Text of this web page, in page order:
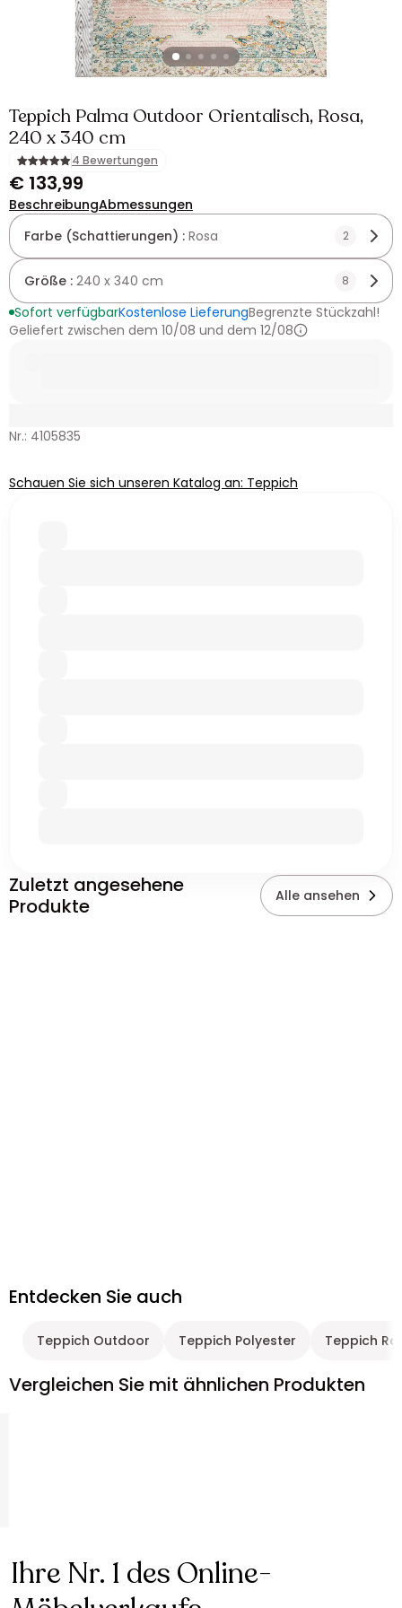
Teppich Palma Outdoor Orientalisch, Rosa,
240 x 340 cm
4 Bewertungen
€ 133,99
BeschreibungAbmessungen
Farbe (Schattierungen) : Rosa 2
Größe : 240 x 340 cm 8
Sofort verfügbarKostenlose LieferungBegrenzte Stückzahl!
Geliefert zwischen dem 10/08 und dem 12/08
Nr.: 4105835
Schauen Sie sich unseren Katalog an: Teppich
Zuletzt angesehene
Produkte
Alle ansehen
Entdecken Sie auch
Teppich Outdoor Teppich Polyester Teppich
Vergleichen Sie mit ähnlichen Produkten
Ihre Nr. 1 des Online-